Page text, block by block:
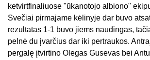
ketvirtfinaliuose "ūkanotojo albiono"
Svečiai pirmajame kėlinyje dar buvo
rezultatas 1-1 buvo jiems naudingas,
pelnė du įvarčius dar iki pertraukos.
pergalę įtvirtino Olegas Gusevas bei